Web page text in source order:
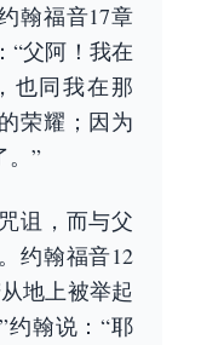
翰福音17章
“父阿！我在
也同我在那
荣耀；因为
。”
诅，而与父
约翰福音12
地上被举起
约翰说：“耶